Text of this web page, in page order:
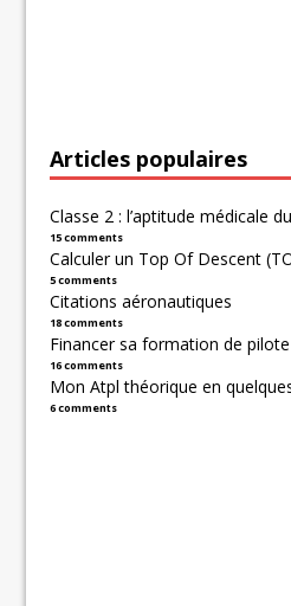
Articles populaires
Classe 2 : l’aptitude médicale
15 comments
Calculer un Top Of Descent
5 comments
Citations aéronautiques
18 comments
Financer sa formation de pilote
16 comments
Mon Atpl théorique en
6 comments